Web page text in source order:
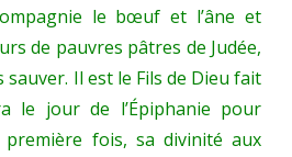
le bœuf et l’âne et
de pauvres pâtres de Judée,
Il est le Fils de Dieu fait
le jour de l’Épiphanie pour
fois, sa divinité aux